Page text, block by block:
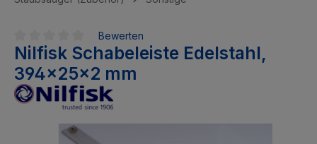
Durchschnittliche Bewertung von 0 von 5 Sternen
Bewerten
Nilfisk Schabeleiste Edelstahl,
394x25x2 mm